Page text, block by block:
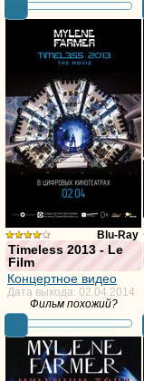
Blu-Ray
из 10,
голосов:31
Timeless 2013 - Le
Film
Концертное видео
Дата выхода: 02.04.2014
Фильм похожий?